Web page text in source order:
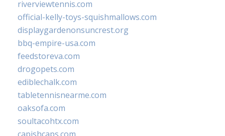
riverviewtennis.com
official-kelly-toys-squishmallows.com
displaygardenonsuncrest.org
bbq-empire-usa.com
feedstoreva.com
drogopets.com
ediblechalk.com
tabletennisnearme.com
oaksofa.com
soultacohtx.com